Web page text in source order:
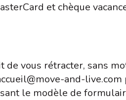
et chèque
vous rétracter, sans
and-
le modèle de